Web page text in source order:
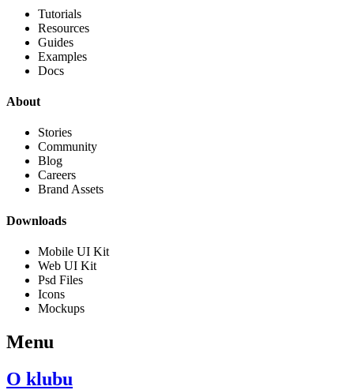
Tutorials
Resources
Guides
Examples
Docs
About
Stories
Community
Blog
Careers
Brand Assets
Downloads
Mobile UI Kit
Web UI Kit
Psd Files
Icons
Mockups
Menu
O klubu